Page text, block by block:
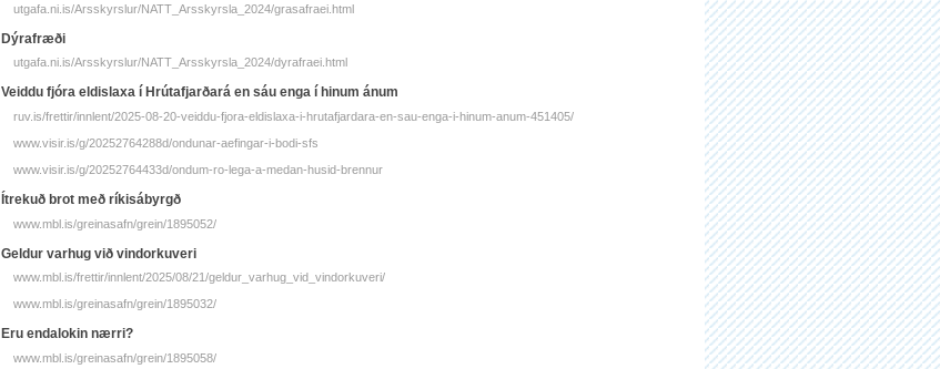
utgafa.ni.is/Arsskyrslur/NATT_Arsskyrsla_2024/grasafraei.html
Dýrafræði
utgafa.ni.is/Arsskyrslur/NATT_Arsskyrsla_2024/dyrafraei.html
Veiddu fjóra eldislaxa í Hrútafjarðará en sáu enga í hinum ánum
ruv.is/frettir/innlent/2025-08-20-veiddu-fjora-eldislaxa-i-hrutafjardara-en-sau-enga-i-hinum-anum-451405/
www.visir.is/g/20252764288d/ondunar-aefingar-i-bodi-sfs
www.visir.is/g/20252764433d/ondum-ro-lega-a-medan-husid-brennur
Ítrekuð brot með ríkisábyrgð
www.mbl.is/greinasafn/grein/1895052/
Geldur varhug við vindorkuveri
www.mbl.is/frettir/innlent/2025/08/21/geldur_varhug_vid_vindorkuveri/
www.mbl.is/greinasafn/grein/1895032/
Eru endalokin nærri?
www.mbl.is/greinasafn/grein/1895058/